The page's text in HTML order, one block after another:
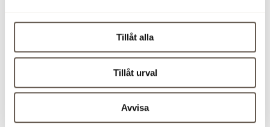
Tillåt alla
Tillåt urval
Avvisa
0733-87 18 25
Åsa Bergström, vVD och ekonomi- och finanschef, tel 08-
555 148 29, 0706-66 13 80
Denna information är sådan som Fabege AB (publ) ska
offentliggöra enligt lagen om värdepappersmarknaden